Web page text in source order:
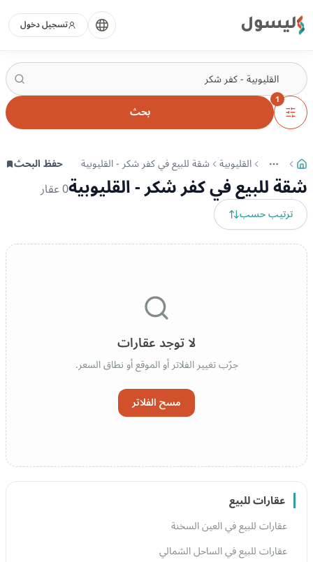
ليسول تسجيل دخول
1
بحث
More
عرض المزيد من المسارات
القليوبية شقة للبيع في كفر شكر - القليوبية حفظ البحث
شقة للبيع في كفر شكر - القليوبية0عقار
ترتيب حسب
لا توجد عقارات
جرّب تغيير الفلاتر أو الموقع أو نطاق السعر.
مسح الفلاتر
عقارات للبيع
عقارات للبيع في العين السخنة
عقارات للبيع في الساحل الشمالي